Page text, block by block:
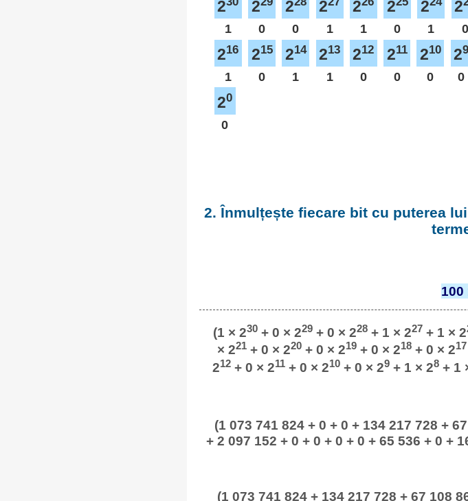
2
1
2
0
2
0
2
1
2
1
2
0
2
1
2
0
216
1
215
0
214
1
213
1
212
0
211
0
210
0
29
0
20
0
2. Înmulțește fiecare bit cu puterea
100
(1 × 230+ 0 × 229+ 0 × 228+ 1 × 227 + 1 × 2
× 221+ 0 × 220+ 0 × 219+ 0 × 218+ 0 × 217
212+ 0 × 211+ 0 × 210+ 0 × 29+ 1 × 28+ 1
(1 073 741 824 + 0 + 0 + 134 217 728 +
+ 2 097 152 + 0 + 0 + 0 + 0 + 65 536 + 0 +
(1 073 741 824 + 134 217 728 + 67 108